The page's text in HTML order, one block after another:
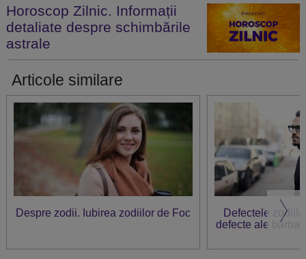
Horoscop Zilnic. Informații
detaliate despre schimbările
astrale
Articole similare
Despre zodii. Iubirea zodiilor de Foc
Defectele
defecte ale